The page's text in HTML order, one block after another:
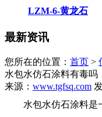
LZM-6-黄龙石
最新资讯
您所在的位置： 首页 >
水包水仿石涂料有毒吗
来源： www.tgfsq.com
水包水仿石涂料是